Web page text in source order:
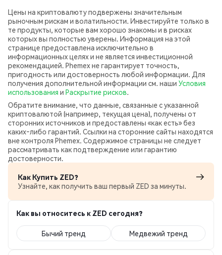
Цены на криптовалюту подвержены значительным
рыночным рискам и волатильности. Инвестируйте только в
те продукты, которые вам хорошо знакомы и в рисках
которых вы полностью уверены. Информация на этой
странице предоставлена исключительно в
информационных целях и не является инвестиционной
рекомендацией. Phemex не гарантирует точность,
пригодность или достоверность любой информации. Для
получения дополнительной информации см. наши Условия
использования и Раскрытие рисков.
Обратите внимание, что данные, связанные с указанной
криптовалютой (например, текущая цена), получены от
сторонних источников и предоставлены «как есть» без
каких‑либо гарантий. Ссылки на сторонние сайты находятся
вне контроля Phemex. Содержимое страницы не следует
рассматривать как подтверждение или гарантию
достоверности.
Как Купить ZED?
Узнайте, как получить ваш первый ZED за минуты.
Как вы относитесь к ZED сегодня?
Бычий тренд Медвежий тренд